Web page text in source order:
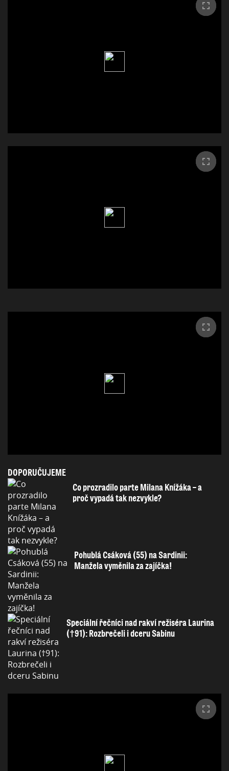
DOPORUČUJEME
Co prozradilo parte Milana Knížáka – a
proč vypadá tak nezvykle?
Pohublá Csáková (55) na Sardinii:
Manžela vyměnila za zajíčka!
Speciální řečníci nad rakví režiséra Laurina
(†91): Rozbrečeli i dceru Sabinu